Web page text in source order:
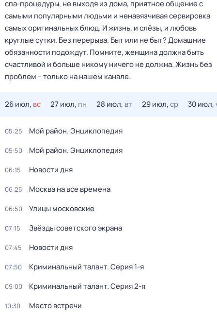
спа-процедуры, не выходя из дома, приятное общение с
самыми популярными людьми и ненавязчивая сервировка
самых оригинальных блюд. И жизнь, и слёзы, и любовь
круглые сутки. Без перерыва. Быт или не быт? Домашние
обязанности подождут. Помните, женщина должна быть
счастливой и больше никому ничего не должна. Жизнь без
проблем – только на нашем канале.
26 июл, вс 27 июл, пн 28 июл, вт 29 июл,ср 30 июл,
05:25 Мой район. Энциклопедия
05:50 Мой район. Энциклопедия
06:15 Новости дня
06:25 Москва на все времена
06:50 Улицы московские
07:15 Звёзды советского экрана
07:45 Новости дня
07:50 Криминальный талант. Серия 1-я
09:00 Криминальный талант. Серия 2-я
10:30 Место встречи